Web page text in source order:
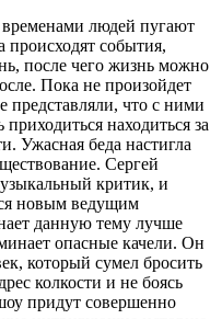
людей пугают
происходят события,
после чего жизнь можно
Пока не произойдет
представляли, что с ними
находиться за
Ужасная беда настигла
Сергей
критик, и
новым ведущим
данную тему лучше
опасные качели. Он
который сумел бросить
колкости и не боясь
придут совершенно